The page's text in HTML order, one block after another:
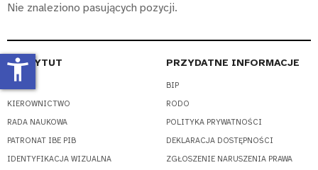
Nie znaleziono pasujących pozycji.
INSTYTUT
KIEROWNICTWO
RADA NAUKOWA
PATRONAT IBE PIB
IDENTYFIKACJA WIZUALNA
PRZYDATNE INFORMACJE
BIP
RODO
POLITYKA PRYWATNOŚCI
DEKLARACJA DOSTĘPNOŚCI
ZGŁOSZENIE NARUSZENIA PRAWA
accessibility_new